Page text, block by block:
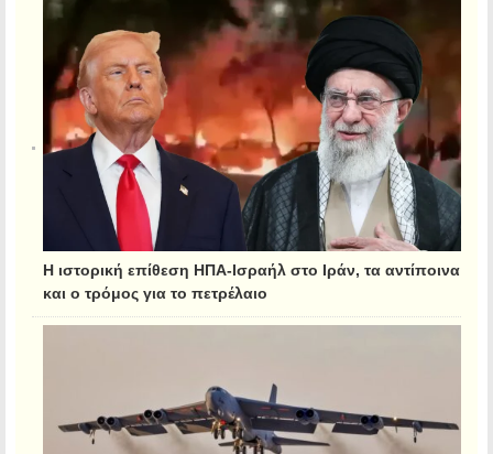
Η ιστορική επίθεση ΗΠΑ-Ισραήλ στο Ιράν, τα αντίποινα
και ο τρόμος για το πετρέλαιο